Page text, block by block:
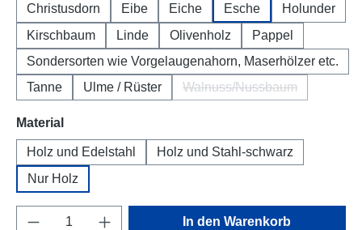
Christusdorn
Eibe Eiche Esche
Holunder
Kirschbaum
Linde Olivenholz
Pappel
Sondersorten wie Vorgelaugenahorn, Maserhölzer etc.
Tanne
Ulme / Rüster Walnuss/Nussbaum
(Diese Option ist
Materialauswählen
Holz und Edelstahl
Holz und Stahl-schwarz
Nur Holz
Produkt Anzahl: Gib den gewünschten
In den Warenkorb